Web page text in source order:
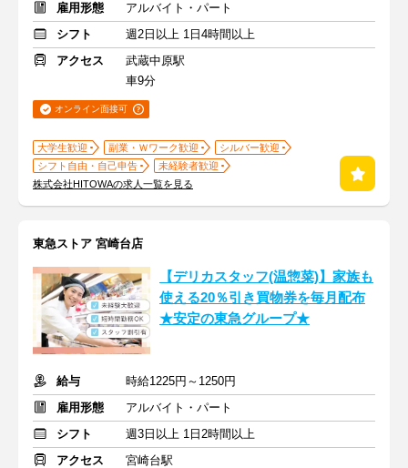
雇用形態
アルバイト・パート
シフト
週2日以上 1日4時間以上
アクセス
武蔵中原駅
車9分
オンライン面接可
大学生歓迎 副業・Ｗワーク歓迎
シルバー歓迎
シフト自由・自己申告
未経験者歓迎
株式会社HITOWAの求人一覧を見る
東急ストア 宮崎台店
【デリカスタッフ(温惣菜)】家族も
使える20％引き買物券を毎月配布
★安定の東急グループ★
給与
時給1225円～1250円
雇用形態
アルバイト・パート
シフト
週3日以上 1日2時間以上
アクセス
宮崎台駅